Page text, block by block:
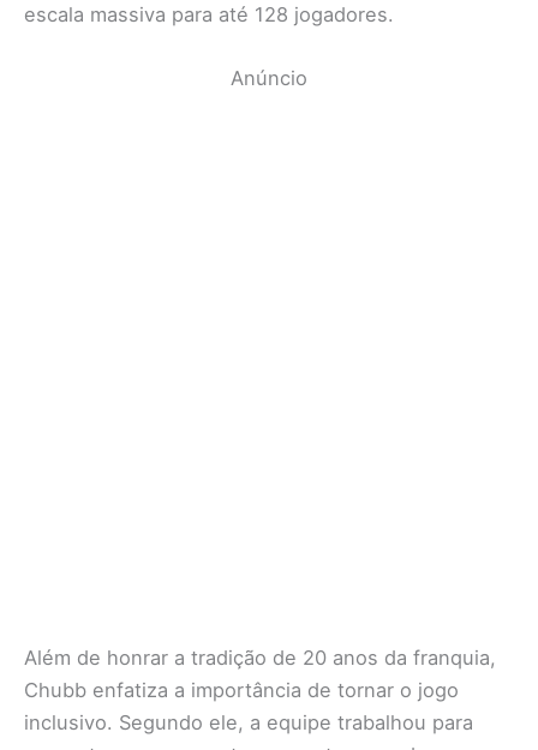
escala massiva para até 128 jogadores.
Anúncio
Além de honrar a tradição de 20 anos da franquia,
Chubb enfatiza a importância de tornar o jogo
inclusivo. Segundo ele, a equipe trabalhou para